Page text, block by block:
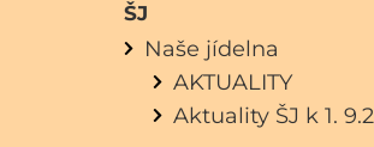
ŠJ
Naše jídelna
AKTUALITY
Aktuality ŠJ k 1.